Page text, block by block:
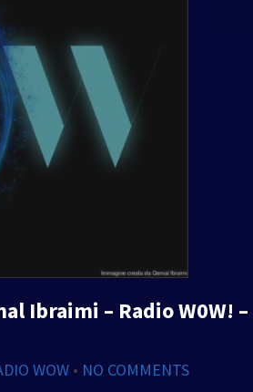
Ibraimi – Radio W0W! –
WOW • NO COMMENTS